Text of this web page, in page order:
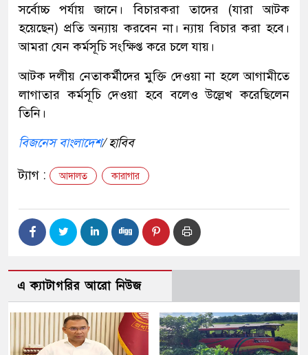
সর্বোচ্চ পর্যায় জানে। বিচারকরা তাদের (যারা আটক
হয়েছেন) প্রতি অন্যায় করবেন না। ন্যায় বিচার করা হবে।
আমরা যেন কর্মসূচি সংক্ষিপ্ত করে চলে যায়।
আটক দলীয় নেতাকর্মীদের মুক্তি দেওয়া না হলে আগামীতে
লাগাতার কর্মসূচি দেওয়া হবে বলেও উল্লেখ করেছিলেন
তিনি।
বিজনেস বাংলাদেশ/ হাবিব
ট্যাগ : আদালত কারাগার
এ ক্যাটাগরির আরো নিউজ